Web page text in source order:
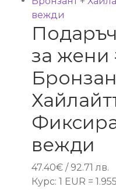
за жени
вежди
47.40€ / 92.71 лв.
Курс: 1 EUR =